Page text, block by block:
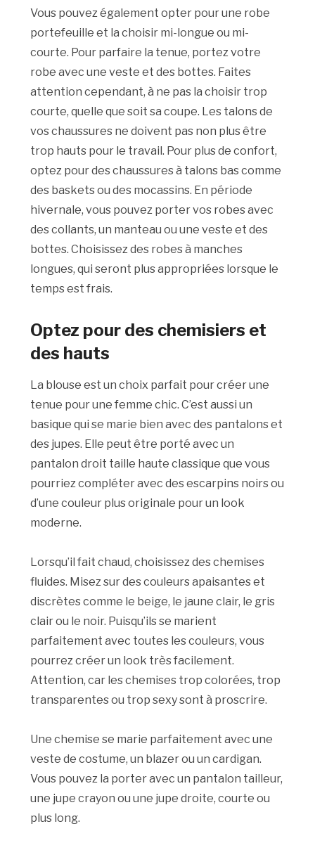
Vous pouvez également opter pour une robe
portefeuille et la choisir mi-longue ou mi-
courte. Pour parfaire la tenue, portez votre
robe avec une veste et des bottes. Faites
attention cependant, à ne pas la choisir trop
courte, quelle que soit sa coupe. Les talons de
vos chaussures ne doivent pas non plus être
trop hauts pour le travail. Pour plus de confort,
optez pour des chaussures à talons bas comme
des baskets ou des mocassins. En période
hivernale, vous pouvez porter vos robes avec
des collants, un manteau ou une veste et des
bottes. Choisissez des robes à manches
longues, qui seront plus appropriées lorsque le
temps est frais.
Optez pour des chemisiers et
des hauts
La blouse est un choix parfait pour créer une
tenue pour une femme chic. C’est aussi un
basique qui se marie bien avec des pantalons et
des jupes. Elle peut être porté avec un
pantalon droit taille haute classique que vous
pourriez compléter avec des escarpins noirs ou
d’une couleur plus originale pour un look
moderne.
Lorsqu’il fait chaud, choisissez des chemises
fluides. Misez sur des couleurs apaisantes et
discrètes comme le beige, le jaune clair, le gris
clair ou le noir. Puisqu’ils se marient
parfaitement avec toutes les couleurs, vous
pourrez créer un look très facilement.
Attention, car les chemises trop colorées, trop
transparentes ou trop sexy sont à proscrire.
Une chemise se marie parfaitement avec une
veste de costume, un blazer ou un cardigan.
Vous pouvez la porter avec un pantalon tailleur,
une jupe crayon ou une jupe droite, courte ou
plus long.